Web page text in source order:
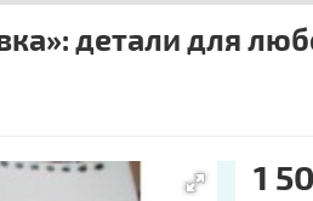
детали для
1